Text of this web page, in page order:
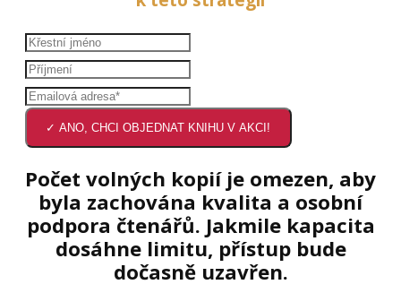
✓ ANO, CHCI OBJEDNAT KNIHU V AKCI!
Počet volných kopií je omezen, aby
byla zachována kvalita a osobní
podpora čtenářů. Jakmile kapacita
dosáhne limitu, přístup bude
dočasně uzavřen.